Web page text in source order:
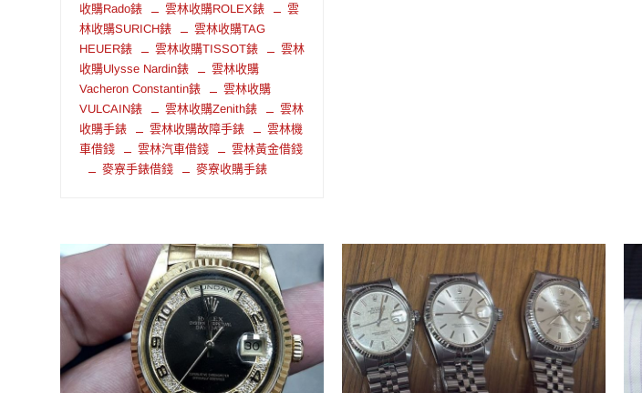
收購Rado錶
雲林收購ROLEX錶
雲
林收購SURICH錶
雲林收購TAG
HEUER錶
雲林收購TISSOT錶
雲林
收購Ulysse Nardin錶
雲林收購
Vacheron Constantin錶
雲林收購
VULCAIN錶
雲林收購Zenith錶
雲林
收購手錶
雲林收購故障手錶
雲林機
車借錢
雲林汽車借錢
雲林黃金借錢
麥寮手錶借錢
麥寮收購手錶